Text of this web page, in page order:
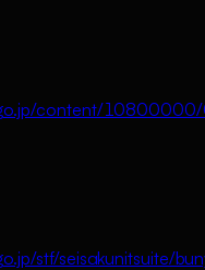
content/
stf/seisakunitsuite/